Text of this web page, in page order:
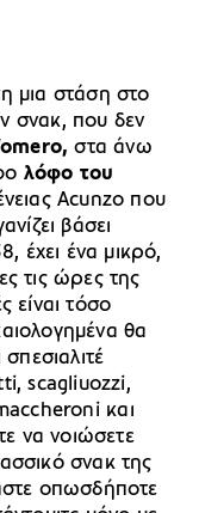
μια στάση στο
σνακ, που δεν
στα άνω
λόφο του
Acunzo που
βάσει
έχει ένα μικρό,
τις ώρες της
είναι τόσο
θα
scagliuozzi,
και
να νοιώσετε
σνακ της
οπωσδήποτε